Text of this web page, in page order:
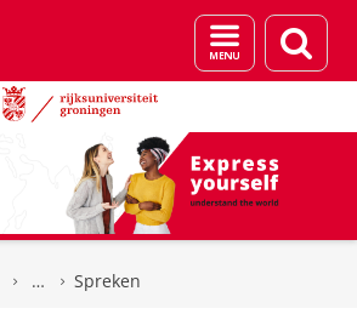
Menu
en
Spreken